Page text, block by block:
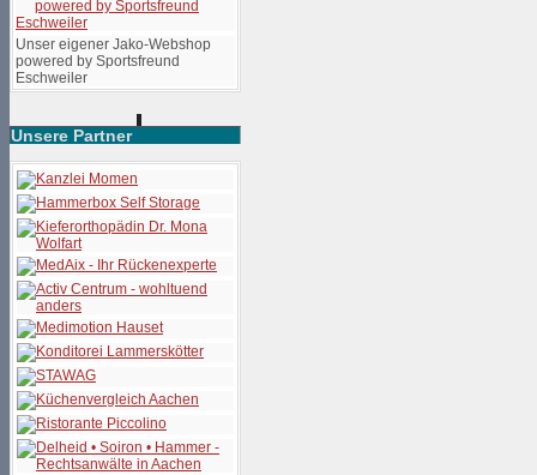
Unser eigener Jako-Webshop
powered by Sportsfreund
Eschweiler
Unsere Partner